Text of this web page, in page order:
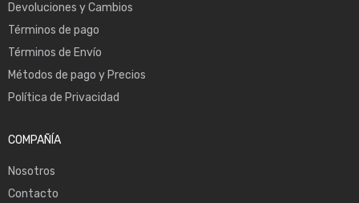
Devoluciones y Cambios
Términos de pago
Términos de Envío
Métodos de pago y Precios
Política de Privacidad
COMPAÑÍA
Nosotros
Contacto